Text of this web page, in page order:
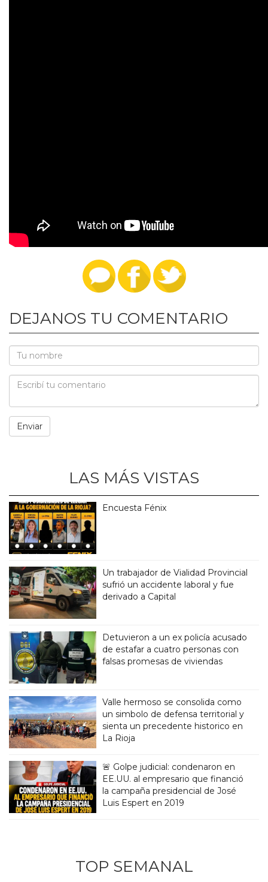
DEJANOS TU COMENTARIO
LAS MÁS VISTAS
Encuesta Fénix
Un trabajador de Vialidad Provincial
sufrió un accidente laboral y fue
derivado a Capital
Detuvieron a un ex policía acusado
de estafar a cuatro personas con
falsas promesas de viviendas
Valle hermoso se consolida como
un simbolo de defensa territorial y
sienta un precedente historico en
La Rioja
🚨 Golpe judicial: condenaron en
EE.UU. al empresario que financió
la campaña presidencial de José
Luis Espert en 2019
TOP SEMANAL